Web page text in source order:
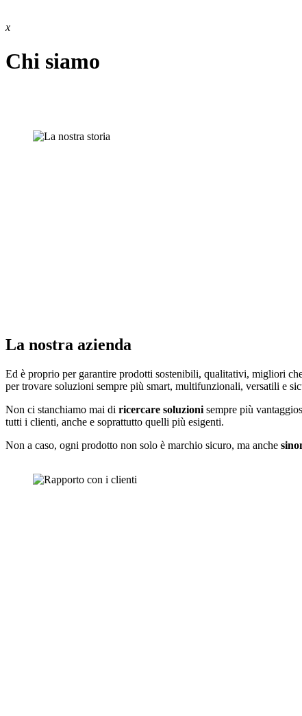
x
Chi siamo
La nostra azienda
Ed è proprio per garantire prodotti sostenibili, qualitativi, migliori
per trovare soluzioni sempre più smart, multifunzionali, versatili e
Non ci stanchiamo mai di ricercare soluzioni sempre più
tutti i clienti, anche e soprattutto quelli più esigenti.
Non a caso, ogni prodotto non solo è marchio sicuro, ma anche